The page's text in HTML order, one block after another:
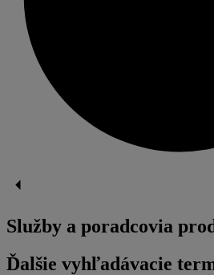
Služby a poradcovia
Ďalšie vyhľadávacie